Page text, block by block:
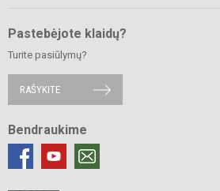
Pastebėjote klaidų?
Turite pasiūlymų?
RAŠYKITE
Bendraukime